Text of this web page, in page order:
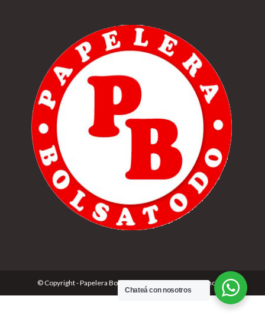
© Copyright - Papelera Bolsatodo | Desarrolado porCónclave
Chateá con nosotros